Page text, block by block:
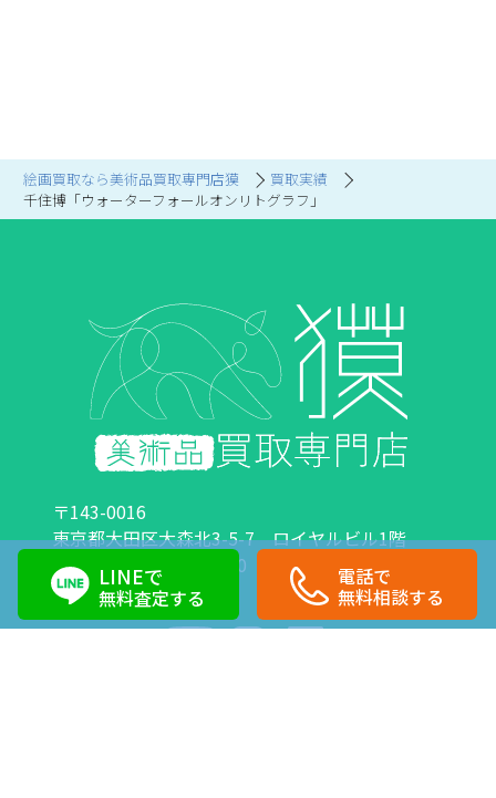
LINEで
無料査定する
電話で
無料相談する
絵画買取なら美術品買取専門店獏
買取実績
千住博「ウォーターフォールオンリトグラフ」
〒143-0016
東京都大田区大森北3-5-7 ロイヤルビル1階
営業時間：10:00～18:00 定休日：日曜日・祝日
0120-89-0007 03-6423-1033